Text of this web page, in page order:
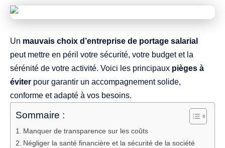
Un mauvais choix d’entreprise de portage salarial
peut mettre en péril votre sécurité, votre budget et la
sérénité de votre activité. Voici les principaux pièges à
éviter pour garantir un accompagnement solide,
conforme et adapté à vos besoins.
Sommaire :
Manquer de transparence sur les coûts
Négliger la santé financière et la sécurité de la société